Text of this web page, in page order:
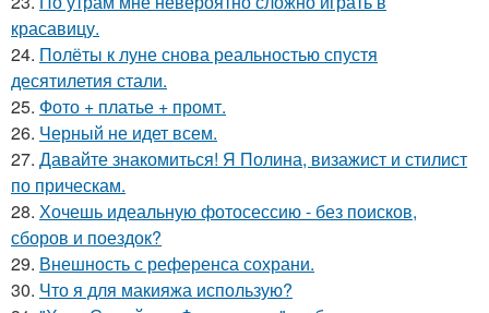
красавицу.
24. Полёты к луне снова реальностью спустя
десятилетия стали.
25. Фото + платье + промт.
26. Черный не идет всем.
27. Давайте знакомиться! Я Полина, визажист и стилист
по прическам.
28. Хочешь идеальную фотосессию - без поисков,
сборов и поездок?
29. Внешность с референса сохрани.
30. Что я для макияжа использую?